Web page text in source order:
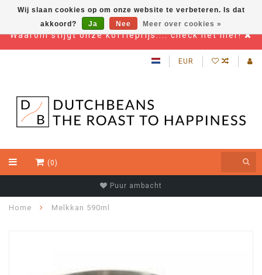
Waarom stijgt onze koffieprijs.... check het hier!
EUR
(0)
Puur ambacht
Home Melkkan 590ml
Wij slaan cookies op om onze website te verbeteren. Is dat
akkoord?
Ja Nee Meer over cookies »